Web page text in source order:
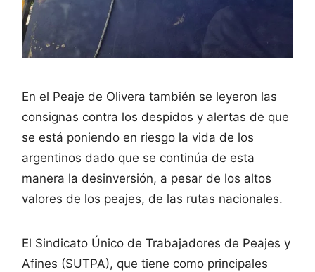
En el Peaje de Olivera también se leyeron las
consignas contra los despidos y alertas de que
se está poniendo en riesgo la vida de los
argentinos dado que se continúa de esta
manera la desinversión, a pesar de los altos
valores de los peajes, de las rutas nacionales.
El Sindicato Único de Trabajadores de Peajes y
Afines (SUTPA), que tiene como principales